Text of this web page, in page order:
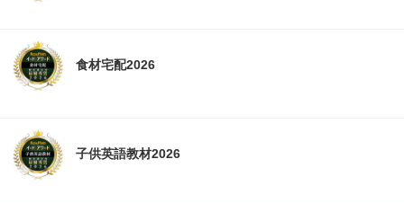
食材宅配2026
子供英語教材2026